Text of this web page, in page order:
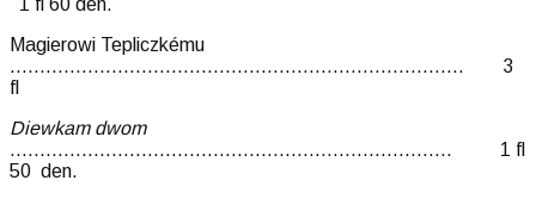
Magierowi Tepliczkému
…………………………………………………………………. 3
fl
Diewkam dwom
……………………………………………………………….. 1 fl
50 den.